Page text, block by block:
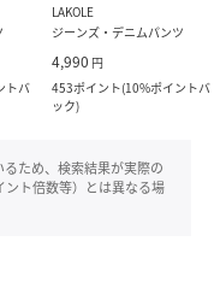
トバ
LAKOLE
ジーンズ・デニムパンツ
4,990 円
453ポイント(10%ポイントバ
ック)
ため、検索結果が実際の
ント倍数等）とは異なる場